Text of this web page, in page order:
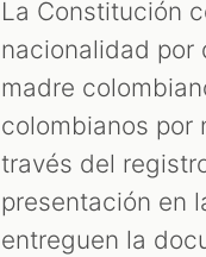
La Constitución
nacionalidad por
madre
colombianos por
través del
presentación en
entreguen la